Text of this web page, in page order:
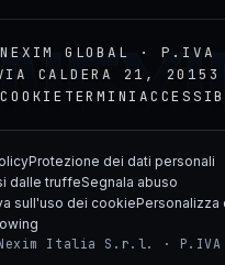
GLOBAL · P.IVA
CALDERA 21, 20153
COOKIE TERMINI
Protezione dei dati personali
dalle truffeSegnala abuso
sull'uso dei cookiePersonalizza
Italia S.r.l. · P.IVA